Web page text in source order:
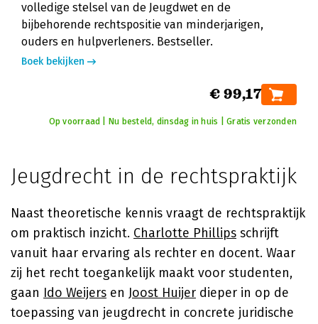
volledige stelsel van de Jeugdwet en de
bijbehorende rechtspositie van minderjarigen,
ouders en hulpverleners. Bestseller.
Boek bekijken
€ 99,17
Op voorraad | Nu besteld, dinsdag in huis | Gratis verzonden
Jeugdrecht in de rechtspraktijk
Naast theoretische kennis vraagt de rechtspraktijk
om praktisch inzicht. Charlotte Phillips schrijft
vanuit haar ervaring als rechter en docent. Waar
zij het recht toegankelijk maakt voor studenten,
gaan Ido Weijers en Joost Huijer dieper in op de
toepassing van jeugdrecht in concrete juridische